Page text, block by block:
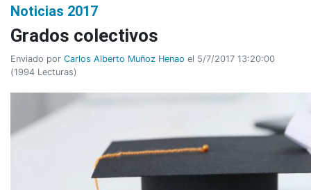
Noticias 2017
Grados colectivos
Enviado por Carlos Alberto Muñoz Henao el 5/7/2017 13:20:00
(1994 Lecturas)